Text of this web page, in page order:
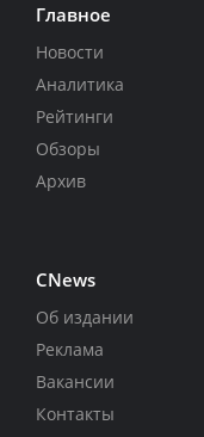
Главное
Новости
Аналитика
Рейтинги
Обзоры
Архив
CNews
Об издании
Реклама
Вакансии
Контакты